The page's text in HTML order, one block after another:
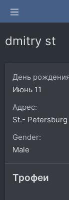
dmitry st
День
Июнь 11
Адрес
St.- Petersburg
Gender
Male
Трофеи